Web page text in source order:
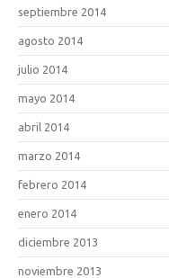
septiembre 2014
agosto 2014
julio 2014
mayo 2014
abril 2014
marzo 2014
febrero 2014
enero 2014
diciembre 2013
noviembre 2013